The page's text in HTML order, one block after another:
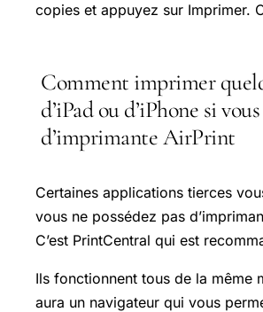
copies et appuyez sur Imprimer.
Comment imprimer
d’iPad ou d’iPhone si vous
d’imprimante AirPrint
Certaines applications tierces
vous ne possédez pas
C’est PrintCentral qui est
Ils fonctionnent tous de la même
aura un navigateur qui vous